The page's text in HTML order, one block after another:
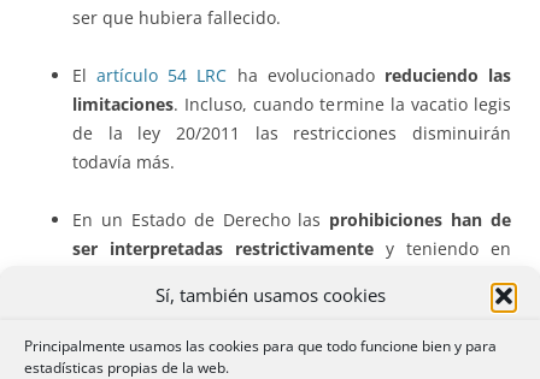
Sí, también usamos cookies
Principalmente usamos las cookies para que todo funcione bien y para
estadísticas propias de la web.
ser que hubiera fallecido.
Elartículo 54 LRC ha evolucionado reduciendo las
limitaciones. Incluso, cuando termine la vacatio legis
de la ley 20/2011 las restricciones disminuirán
todavía más.
En un Estado de Derecho las prohibiciones han de
ser interpretadas restrictivamente y teniendo en
cuenta la realidad cultural y social del momento. Por
tanto, para que se deniegue un nombre propio, tiene
que ser claramente contrario a la dignidad de la
persona o inducir claramente a confusión en la